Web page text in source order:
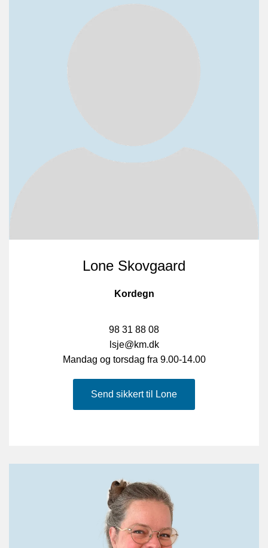
Lone Skovgaard
Kordegn
98 31 88 08
lsje@km.dk
Mandag og torsdag fra 9.00-14.00
Send sikkert til Lone